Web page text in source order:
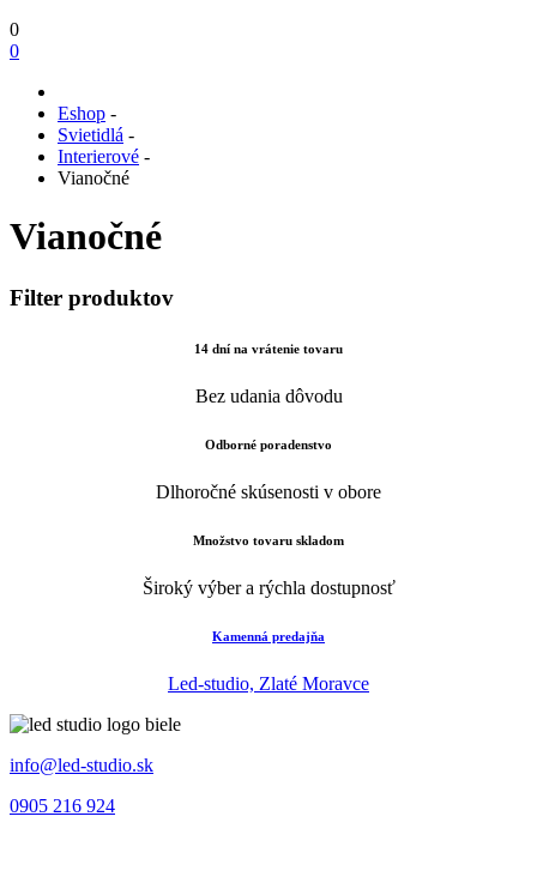
0
0
Eshop -
Svietidlá -
Interierové -
Vianočné
Vianočné
Filter produktov
14 dní na vrátenie tovaru
Bez udania dôvodu
Odborné poradenstvo
Dlhoročné skúsenosti v obore
Množstvo tovaru skladom
Široký výber a rýchla dostupnosť
Kamenná predajňa
Led-studio, Zlaté Moravce
info@led-studio.sk
0905 216 924